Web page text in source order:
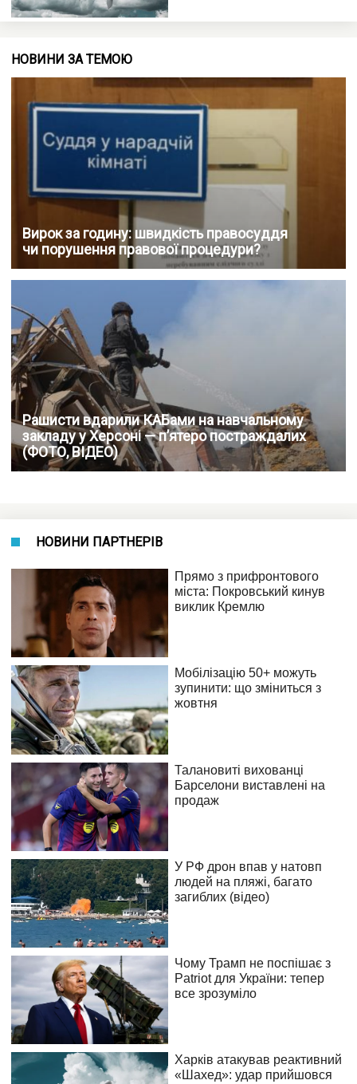
НОВИНИ ЗА ТЕМОЮ
Вирок за годину: швидкість правосуддя
чи порушення правової процедури?
Рашисти вдарили КАБами на навчальному
закладу у Херсоні — п’ятеро постраждалих
(ФОТО, ВІДЕО)
НОВИНИ ПАРТНЕРІВ